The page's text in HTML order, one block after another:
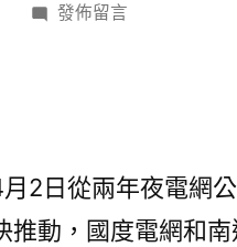
在
九
宮
發佈留言
月2日從兩年夜電網
推動，國度電網和